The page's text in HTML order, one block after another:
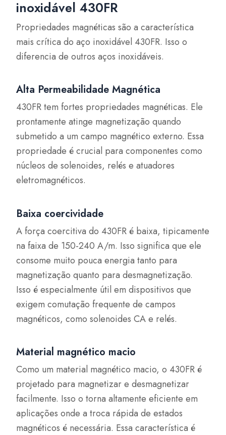
inoxidável 430FR
Propriedades magnéticas são a característica
mais crítica do aço inoxidável 430FR. Isso o
diferencia de outros aços inoxidáveis.
Alta Permeabilidade Magnética
430FR tem fortes propriedades magnéticas. Ele
prontamente atinge magnetização quando
submetido a um campo magnético externo. Essa
propriedade é crucial para componentes como
núcleos de solenoides, relés e atuadores
eletromagnéticos.
Baixa coercividade
A força coercitiva do 430FR é baixa, tipicamente
na faixa de 150-240 A/m. Isso significa que ele
consome muito pouca energia tanto para
magnetização quanto para desmagnetização.
Isso é especialmente útil em dispositivos que
exigem comutação frequente de campos
magnéticos, como solenoides CA e relés.
Material magnético macio
Como um material magnético macio, o 430FR é
projetado para magnetizar e desmagnetizar
facilmente. Isso o torna altamente eficiente em
aplicações onde a troca rápida de estados
magnéticos é necessária. Essa característica é